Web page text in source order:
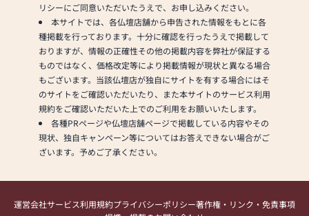
リシーにご同意いただいたうえで、お申し込みください。
本サイトでは、各仏壇店舗から申告された情報をもとに各
種掲載を行っております。十分に確認を行ったうえで掲載して
おりますが、情報の正確性その他の掲載内容を弊社が保証する
ものではなく、価格改定等により掲載情報が現状と異なる場合
もございます。当該仏壇店が独自にサイトを有する場合にはそ
のサイトをご確認いただいたり、また本サイトのサービス利用
規約をご確認いただいた上でのご利用をお願いいたします。
各種PRページや仏壇店舗ページで掲載している内容やその
現状、独自キャンペーン等についてはお答えできない場合がご
ざいます。予めご了承ください。
運営会社サービス利用規約プライバシーポリシー著作権・リンク・免責事項